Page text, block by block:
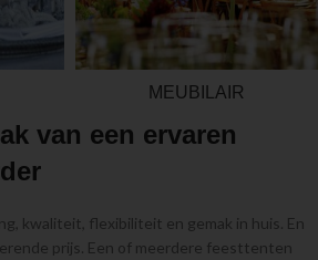
MEUBILAIR
van een ervaren
kwaliteit, flexibiliteit en gemak in huis. En
prijs. Een of meerdere feesttenten